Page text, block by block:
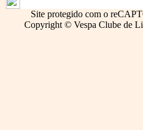
Site protegido com o
Copyright © Vespa Clube de